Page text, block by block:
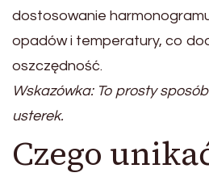
dostosowanie
opadów i temperatury, co
oszczędność.
Wskazówka: To prosty
usterek.
Czego